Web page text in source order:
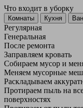
Что входит в уборку
Регу­лярная
Гене­ральная
После ремонта
Заправляем кровать
Собираем мусор и
Меняем мусорные
Раскладываем
Протираем пыль на
поверхностях